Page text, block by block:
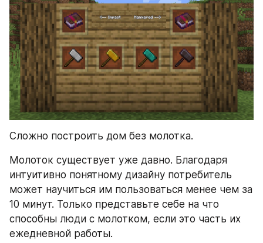
Сложно построить дом без молотка.
Молоток существует уже давно. Благодаря
интуитивно понятному дизайну потребитель
может научиться им пользоваться менее чем за
10 минут. Только представьте себе на что
способны люди с молотком, если это часть их
ежедневной работы.